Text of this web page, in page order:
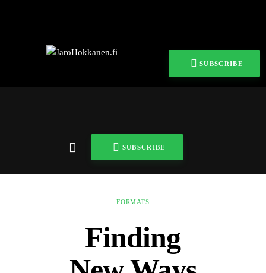
SUBSCRIBE
SUBSCRIBE
0 Comments SHARE POST
FORMATS
Finding